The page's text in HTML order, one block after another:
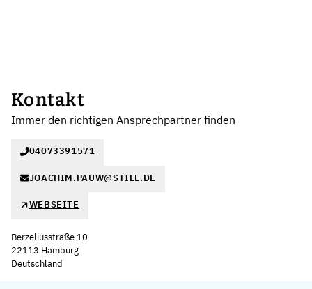
Kontakt
Immer den richtigen Ansprechpartner finden
04073391571
JOACHIM.PAUW@STILL.DE
WEBSEITE
Berzeliusstraße 10
22113 Hamburg
Deutschland